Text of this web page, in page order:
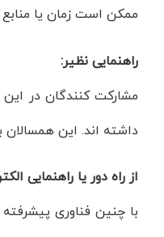
ممکن است زمان یا
راهنمایی نظیر:
مشارکت کنندگان در
داشته اند. این
از راه دور یا راهنمایی
با چنین فناوری